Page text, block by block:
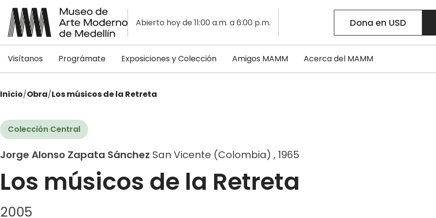
Abierto hoy de 11:00 a.m. a 6:00 p.m. Dona en USD
Visítanos Prográmate Exposiciones y Colección Amigos MAMM Acerca del MAMM
Inicio/Obra/Los músicos de la Retreta
Colección Central
Jorge Alonso Zapata Sánchez San Vicente (Colombia) , 1965
Los músicos de la Retreta
2005